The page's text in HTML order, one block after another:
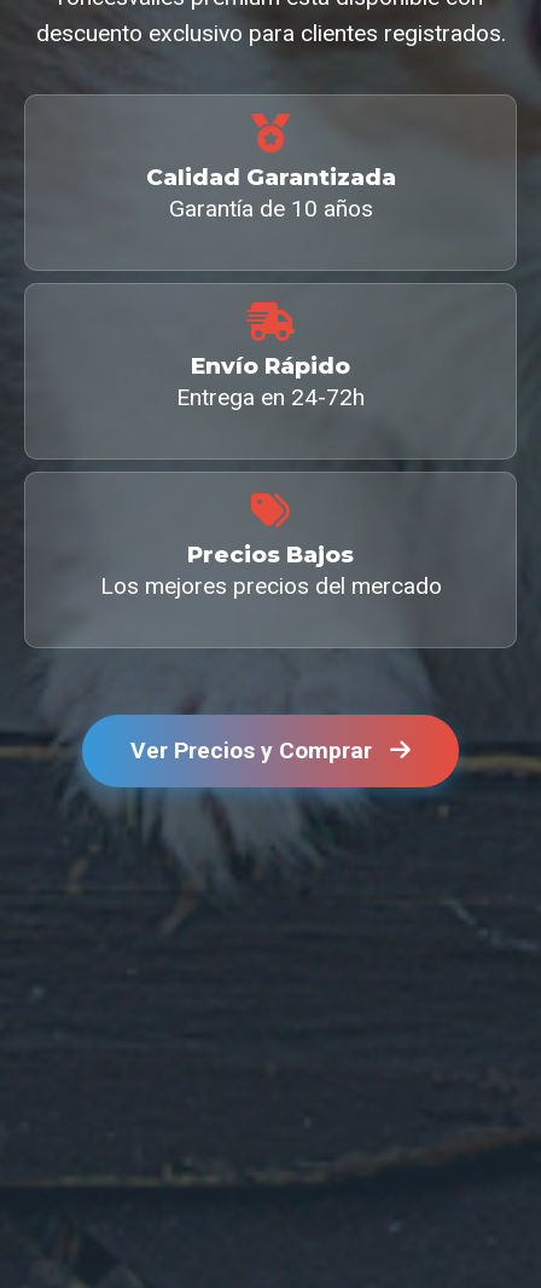
descuento exclusivo para clientes registrados.
Calidad Garantizada
Garantía de 10 años
Envío Rápido
Entrega en 24-72h
Precios Bajos
Los mejores precios del mercado
Ver Precios y Comprar